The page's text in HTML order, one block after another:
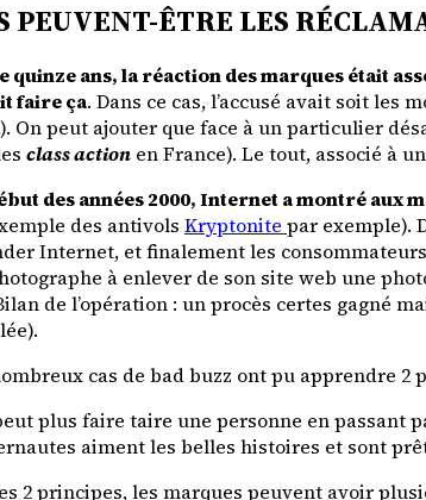
PEUVENT-ÊTRE LES
quinze ans, la réaction des marques était
faire ça. Dans ce cas, l’accusé avait soit
On peut ajouter que face à un particulier
class action en France). Le tout, associé à
des années 2000, Internet a montré aux
des antivols Kryptonite par exemple).
Internet, et finalement les
à enlever de son site web une
de l’opération : un procès certes gagné
cas de bad buzz ont pu apprendre 2
plus faire taire une personne en passant
aiment les belles histoires et sont
2 principes, les marques peuvent avoir